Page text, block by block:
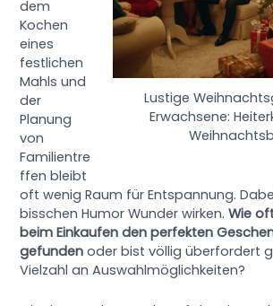
Lustige
Erwachsene:
dem
Kochen
eines
festlichen
Mahls und
der
Planung
von
Familientre
ffen bleibt
oft wenig Raum für Entspannung.
bisschen Humor Wunder wirken.Wie
beim Einkaufen den perfekten
gefunden oder bist völlig überfordert
Vielzahl an Auswahlmöglichkeiten?